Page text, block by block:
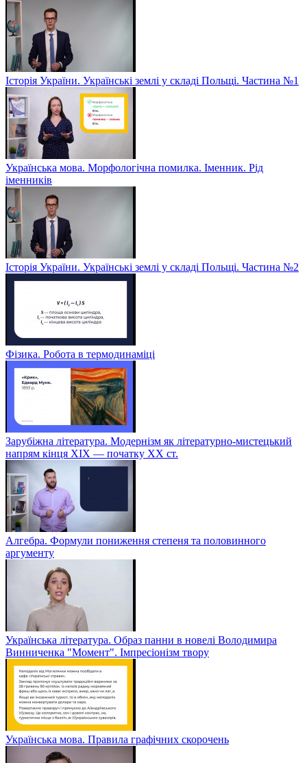
Історія України. Українські землі у складі Польщі. Частина №1
Українська мова. Морфологічна помилка. Іменник. Рід
іменників
Історія України. Українські землі у складі Польщі. Частина №2
Фізика. Робота в термодинаміці
Зарубіжна література. Модернізм як літературно-мистецький
напрям кінця XIX — початку XX ст.
Алгебра. Формули пониження степеня та половинного
аргументу
Українська література. Образ панни в новелі Володимира
Винниченка "Момент". Імпресіонізм твору
Українська мова. Правила графічних скорочень